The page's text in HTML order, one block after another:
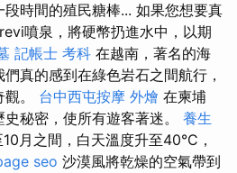
時間的殖民糖棒... 如果您想要真
噴泉，將硬幣扔進水中，以期
記帳士 考科 在越南，著名的海
真的感到在綠色岩石之間航行，
。 台中西屯按摩 外燴 在柬埔
秘密，使所有遊客著迷。 養生
月之間，白天溫度升至40°C，
seo 沙漠風將乾燥的空氣帶到